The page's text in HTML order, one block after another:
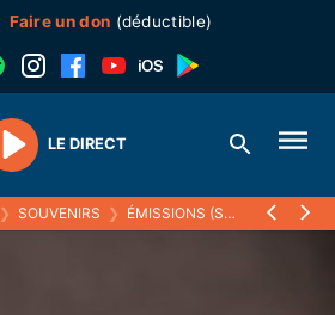
Faire un don (déductible)
Play
LE DIRECT
❯ SOUVENIRS ❯ ÉMISSIONS (SOUVENIRS) ❯